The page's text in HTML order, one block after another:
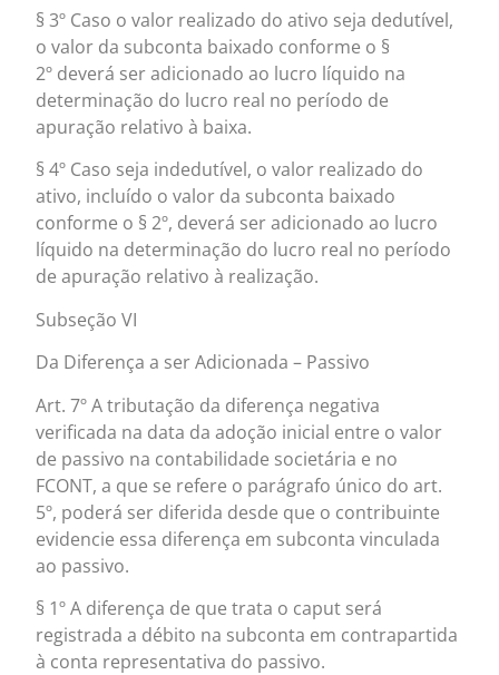
§ 3º Caso o valor realizado do ativo seja dedutível,
o valor da subconta baixado conforme o §
2º deverá ser adicionado ao lucro líquido na
determinação do lucro real no período de
apuração relativo à baixa.
§ 4º Caso seja indedutível, o valor realizado do
ativo, incluído o valor da subconta baixado
conforme o § 2º, deverá ser adicionado ao lucro
líquido na determinação do lucro real no período
de apuração relativo à realização.
Subseção VI
Da Diferença a ser Adicionada – Passivo
Art. 7º A tributação da diferença negativa
verificada na data da adoção inicial entre o valor
de passivo na contabilidade societária e no
FCONT, a que se refere o parágrafo único do art.
5º, poderá ser diferida desde que o contribuinte
evidencie essa diferença em subconta vinculada
ao passivo.
§ 1º A diferença de que trata o caput será
registrada a débito na subconta em contrapartida
à conta representativa do passivo.